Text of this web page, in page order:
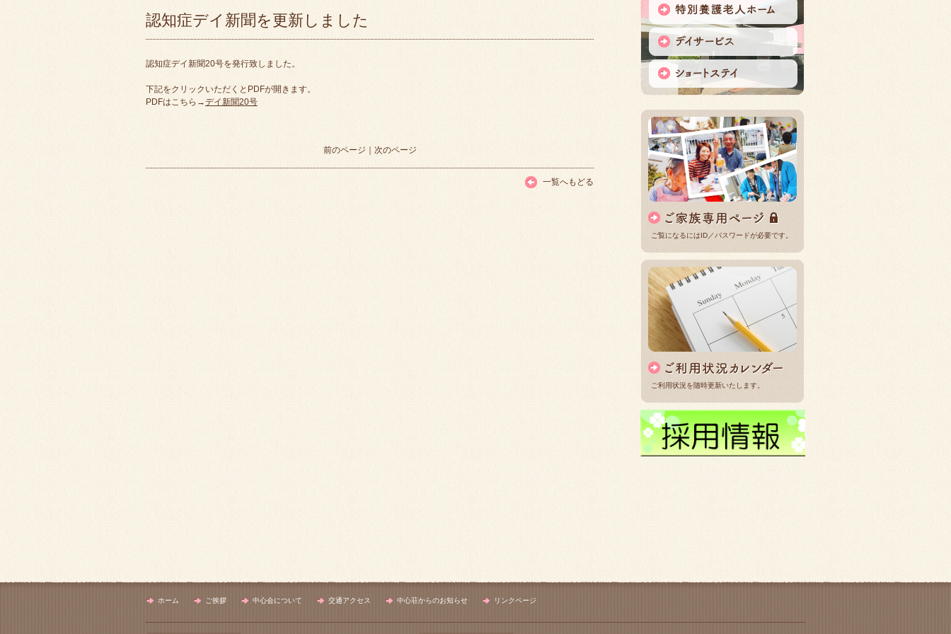
認知症デイ新聞を更新しました
認知症デイ新聞20号を発行致しました。
下記をクリックいただくとPDFが開きます。
PDFはこちら→デイ新聞20号
前のページ 次のページ
一覧へもどる
ご覧になるにはID／パスワードが必要です。
ご利用状況を随時更新いたします。
ホーム ご挨拶 中心会について 交通アクセス 中心荘からのお知らせ リンクページ